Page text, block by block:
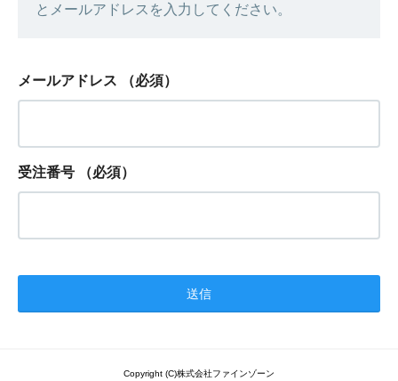
とメールアドレスを入力してください。
メールアドレス （必須）
受注番号 （必須）
Copyright (C)株式会社ファインゾーン